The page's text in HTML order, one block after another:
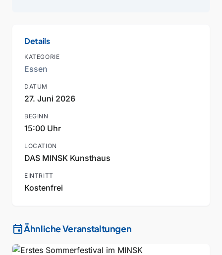
Details
KATEGORIE
Essen
DATUM
27. Juni 2026
BEGINN
15:00 Uhr
LOCATION
DAS MINSK Kunsthaus
EINTRITT
Kostenfrei
eventÄhnliche Veranstaltungen